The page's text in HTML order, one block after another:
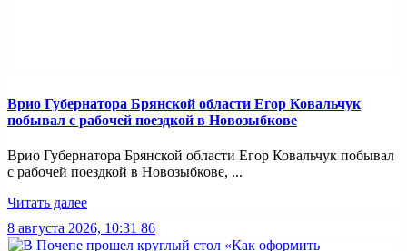
Врио Губернатора Брянской области Егор Ковальчук
побывал с рабочей поездкой в Новозыбкове
Врио Губернатора Брянской области Егор Ковальчук побывал
с рабочей поездкой в Новозыбкове, ...
Читать далее
8 августа 2026, 10:31 86